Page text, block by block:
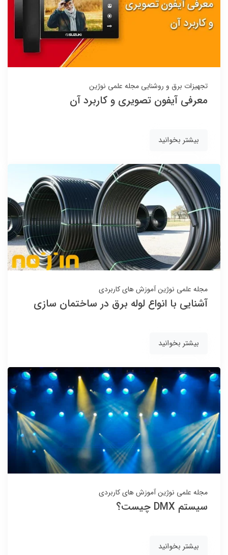
تجهیزات برق و روشنایی مجله علمی نوژین
معرفی آیفون تصویری و کاربرد آن
بیشتر بخوانید
مجله علمی نوژینآموزش های کاربردی
آشنایی با انواع لوله برق در ساختمان سازی
بیشتر بخوانید
مجله علمی نوژینآموزش های کاربردی
سیستم DMX چیست؟
بیشتر بخوانید